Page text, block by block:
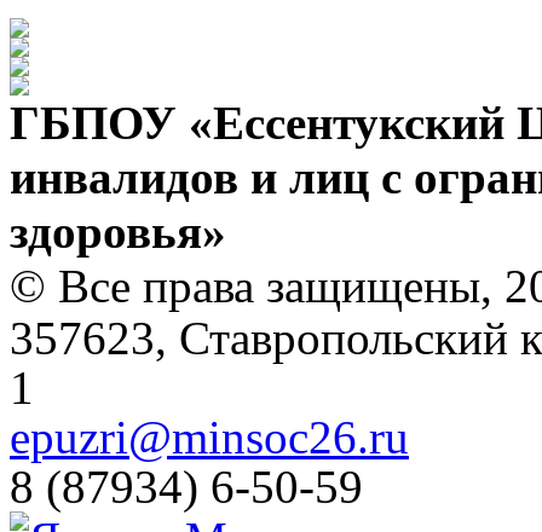
ГБПОУ «Ессентукский
инвалидов и лиц с
здоровья»
© Все права защищены,
357623, Ставропольский
1
epuzri@minsoc26.ru
8 (87934) 6-50-59